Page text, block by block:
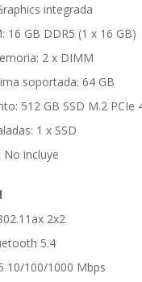
integrada
16 GB DDR5 (1 x 16 GB)
2 x DIMM
soportada: 64 GB
512 GB SSD M.2 PCIe
1 x SSD
No incluye
2x2
5.4
10/100/1000 Mbps